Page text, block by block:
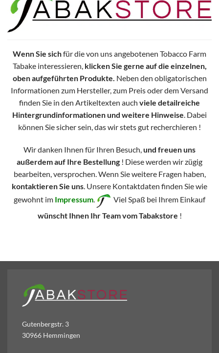
Wenn Sie sichfür die von uns angebotenen Tobacco Farm
Tabake interessieren, klicken Sie gerne auf die einzelnen,
oben aufgeführten Produkte. Neben den obligatorischen
Informationen zum Hersteller, zum Preis oder dem Versand
finden Sie in den Artikeltexten auch viele detailreiche
Hintergrundinformationen und weitere Hinweise. Dabei
können Sie sicher sein, das wir stets gut recherchieren !
Wir danken Ihnen für Ihren Besuch, und freuen uns
außerdem auf Ihre Bestellung ! Diese werden wir zügig
bearbeiten, versprochen. Wenn Sie weitere Fragen haben,
kontaktieren Sie uns . Unsere Kontaktdaten finden Sie wie
gewohnt im Impressum.
Viel Spaß bei Ihrem Einkauf
wünscht Ihnen Ihr Team vom Tabakstore !
Gutenbergstr. 3
30966 Hemmingen